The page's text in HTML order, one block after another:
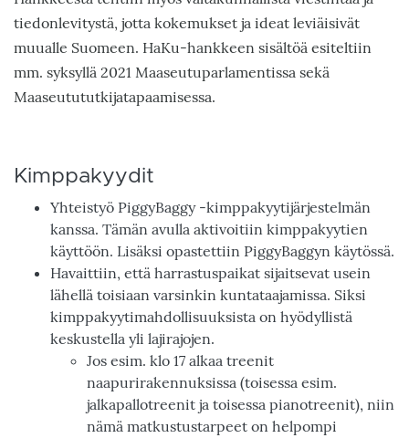
tiedonlevitystä, jotta kokemukset ja ideat leviäisivät
muualle Suomeen. HaKu-hankkeen sisältöä esiteltiin
mm. syksyllä 2021 Maaseutuparlamentissa sekä
Maaseutututkijatapaamisessa.
Kimppakyydit
Yhteistyö PiggyBaggy -kimppakyytijärjestelmän
kanssa. Tämän avulla aktivoitiin kimppakyytien
käyttöön. Lisäksi opastettiin PiggyBaggyn käytössä.
Havaittiin, että harrastuspaikat sijaitsevat usein
lähellä toisiaan varsinkin kuntataajamissa. Siksi
kimppakyytimahdollisuuksista on hyödyllistä
keskustella yli lajirajojen.
Jos esim. klo 17 alkaa treenit
naapurirakennuksissa (toisessa esim.
jalkapallotreenit ja toisessa pianotreenit), niin
nämä matkustustarpeet on helpompi